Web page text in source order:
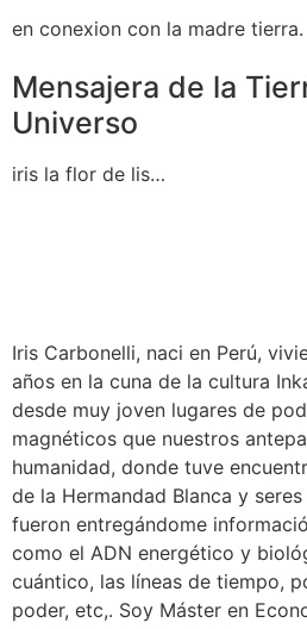
en conexion con la madre tierra.
Mensajera de la
Universo
iris la flor de lis…
Iris Carbonelli, naci en Perú,
años en la cuna de la cultura
desde muy joven lugares de
magnéticos que nuestros
humanidad, donde tuve
de la Hermandad Blanca y
fueron entregándome
como el ADN energético y
cuántico, las líneas de tiempo,
poder, etc,. Soy Máster en